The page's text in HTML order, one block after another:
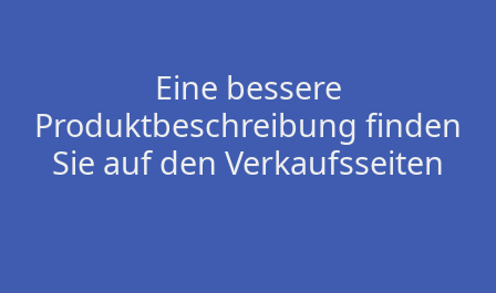
Eine bessere
Produktbeschreibung finden
Sie auf den Verkaufsseiten